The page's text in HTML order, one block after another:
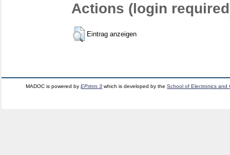
Actions (login
Eintrag anzeigen
MADOC is powered byEPrints 3 which is developed by theSchool of Electronics and